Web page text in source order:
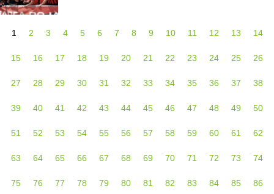
1 2 3 4 5 6 7 8 9 10 11 12 13 14
15 16 17 18 19 20 21 22 23 24 25 26
27 28 29 30 31 32 33 34 35 36 37 38
39 40 41 42 43 44 45 46 47 48 49 50
51 52 53 54 55 56 57 58 59 60 61 62
63 64 65 66 67 68 69 70 71 72 73 74
75 76 77 78 79 80 81 82 83 84 85 86